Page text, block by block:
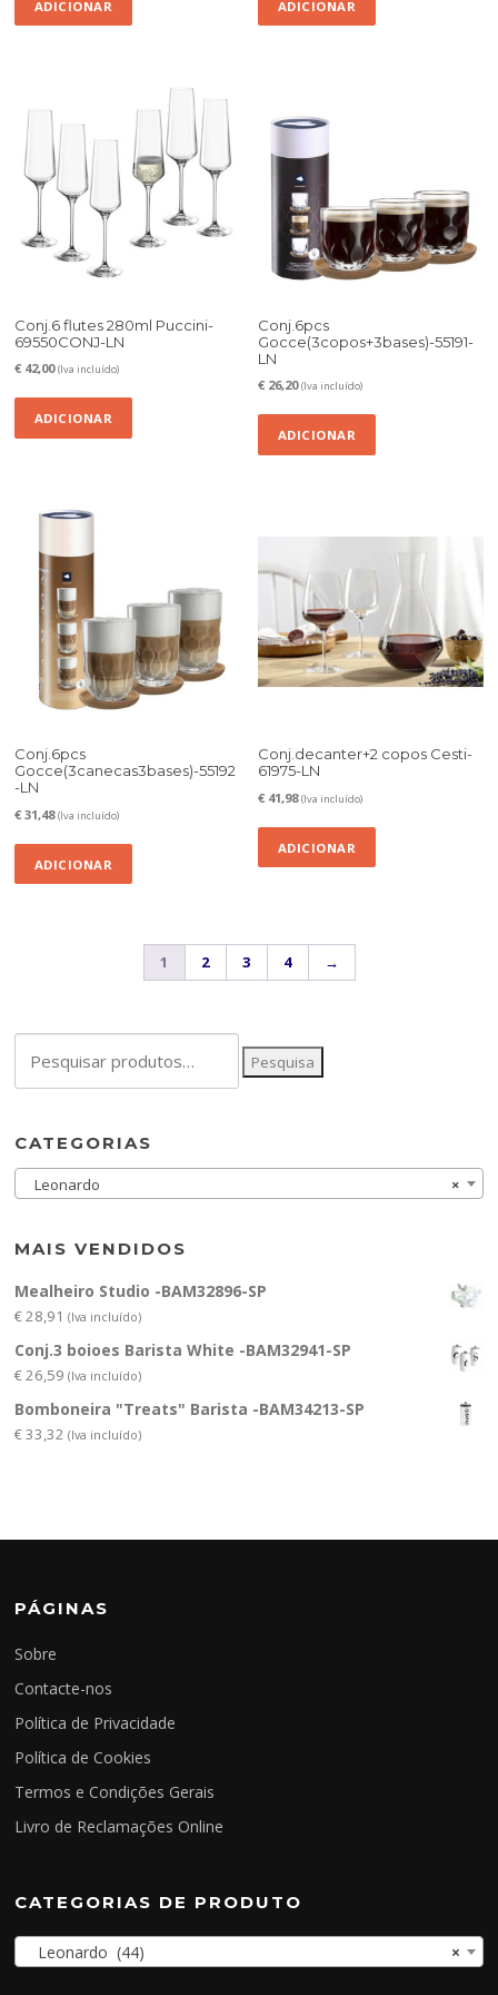
ADICIONAR ADICIONAR
Conj.6 flutes 280ml Puccini-
69550CONJ-LN
€ 42,00 (Iva incluído)
ADICIONAR
Conj.6pcs
Gocce(3copos+3bases)-55191-
LN
€ 26,20 (Iva incluído)
ADICIONAR
Conj.6pcs
Gocce(3canecas3bases)-55192
-LN
€ 31,48 (Iva incluído)
ADICIONAR
Conj.decanter+2 copos Cesti-
61975-LN
€ 41,98 (Iva incluído)
ADICIONAR
1 2 3 4 →
por:
Pesquisa
CATEGORIAS
×
Leonardo
MAIS VENDIDOS
Mealheiro Studio -BAM32896-SP
€28,91 (Iva incluído)
Conj.3 boioes Barista White -BAM32941-SP
€26,59 (Iva incluído)
Bomboneira "Treats" Barista -BAM34213-SP
€33,32 (Iva incluído)
PÁGINAS
Sobre
Contacte-nos
Política de Privacidade
Política de Cookies
Termos e Condições Gerais
Livro de Reclamações Online
CATEGORIAS DE PRODUTO
×
Leonardo (44)